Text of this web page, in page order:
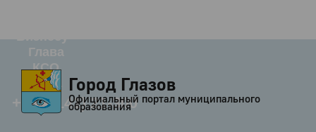
Бизнесу
Глава
КСО
Дума
+7 (34141) 21-300
Город Глазов
Официальный портал муниципального
образования